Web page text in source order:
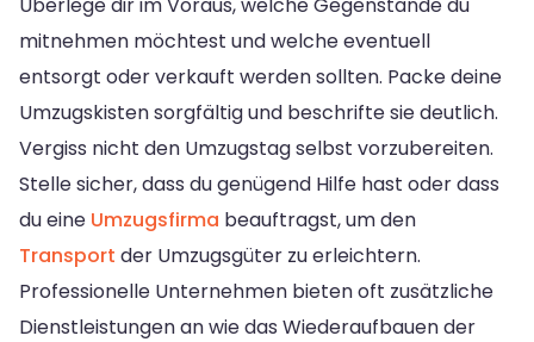
mitnehmen möchtest und welche eventuell
entsorgt oder verkauft werden sollten. Packe deine
Umzugskisten sorgfältig und beschrifte sie deutlich.
Vergiss nicht den Umzugstag selbst vorzubereiten.
Stelle sicher, dass du genügend Hilfe hast oder dass
du eine Umzugsfirma beauftragst, um den
Transport der Umzugsgüter zu erleichtern.
Professionelle Unternehmen bieten oft zusätzliche
Dienstleistungen an wie das Wiederaufbauen der